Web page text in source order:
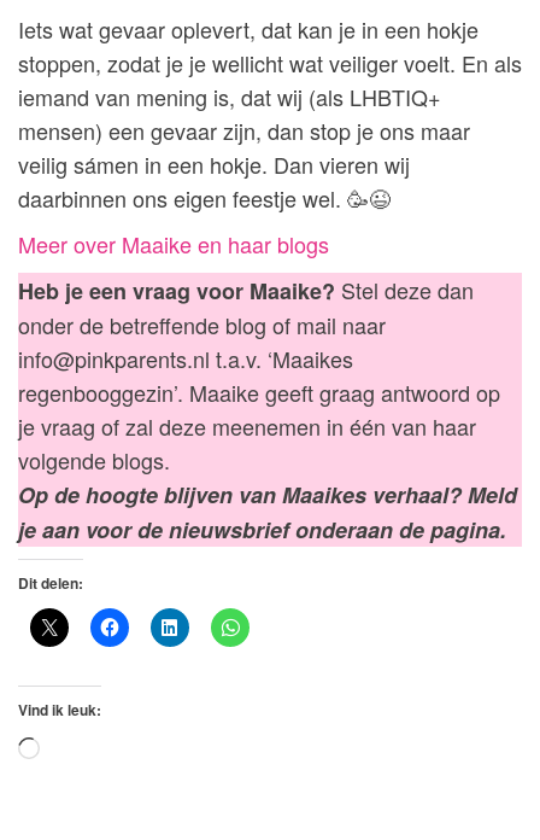
Iets wat gevaar oplevert, dat kan je in een hokje
stoppen, zodat je je wellicht wat veiliger voelt. En als
iemand van mening is, dat wij (als LHBTIQ+
mensen) een gevaar zijn, dan stop je ons maar
veilig sámen in een hokje. Dan vieren wij
daarbinnen ons eigen feestje wel. 🥳😉
Meer over Maaike en haar blogs
Heb je een vraag voor Maaike? Stel deze dan
onder de betreffende blog of mail naar
info@pinkparents.nl t.a.v. ‘Maaikes
regenbooggezin’. Maaike geeft graag antwoord op
je vraag of zal deze meenemen in één van haar
volgende blogs.
Op de hoogte blijven van Maaikes verhaal? Meld
je aan voor de nieuwsbrief onderaan de pagina.
Dit delen:
Vind ik leuk:
Aan